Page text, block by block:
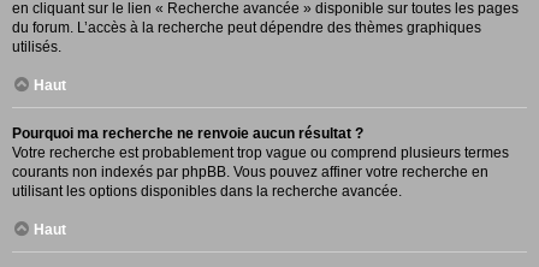
en cliquant sur le lien « Recherche avancée » disponible sur toutes les pages
du forum. L’accès à la recherche peut dépendre des thèmes graphiques
utilisés.
Haut
Pourquoi ma recherche ne renvoie aucun résultat ?
Votre recherche est probablement trop vague ou comprend plusieurs termes
courants non indexés par phpBB. Vous pouvez affiner votre recherche en
utilisant les options disponibles dans la recherche avancée.
Haut